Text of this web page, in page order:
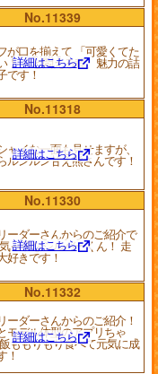
No.11339
が口を揃えて 「可愛くてた
！」 と悶える程、魅力の詰
です！
詳細はこちら
No.11318
ャイな一面も見せますが、
ルンルン甘え熊さんです！
詳細はこちら
No.11330
ーダーさんからのご紹介で
っ子なシルバーくん！ 走
好きです！
詳細はこちら
No.11332
ーダーさんからのご紹介！
モデル体型のアプリちゃ
ももりもり食べて元気に成
！
詳細はこちら